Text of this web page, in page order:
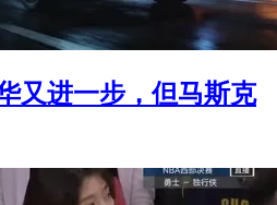
又进一步，但马斯克